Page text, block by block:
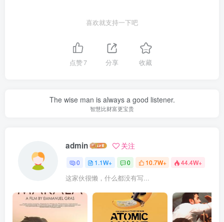
喜欢就支持一下吧
点赞7 分享 收藏
The wise man is always a good listener.
智慧比财富更宝贵
admin 关注
0 1.1W+ 0 10.7W+ 44.4W+
这家伙很懒，什么都没有写...